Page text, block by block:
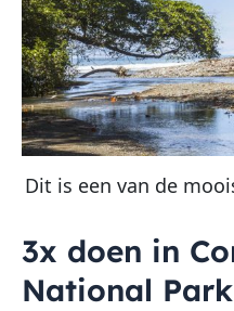
Dit is een van de
3x doen in
National Park